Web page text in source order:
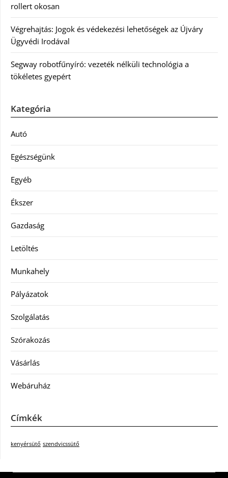
rollert okosan
Végrehajtás: Jogok és védekezési lehetőségek az Újváry
Ügyvédi Irodával
Segway robotfűnyíró: vezeték nélküli technológia a
tökéletes gyepért
Kategória
Autó
Egészségünk
Egyéb
Ékszer
Gazdaság
Letöltés
Munkahely
Pályázatok
Szolgálatás
Szórakozás
Vásárlás
Webáruház
Címkék
kenyérsütő szendvicssütő